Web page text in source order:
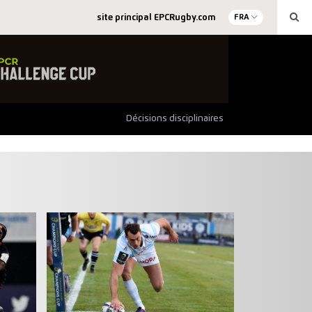
site principal EPCRugby.com FRA
Décisions disciplinaires